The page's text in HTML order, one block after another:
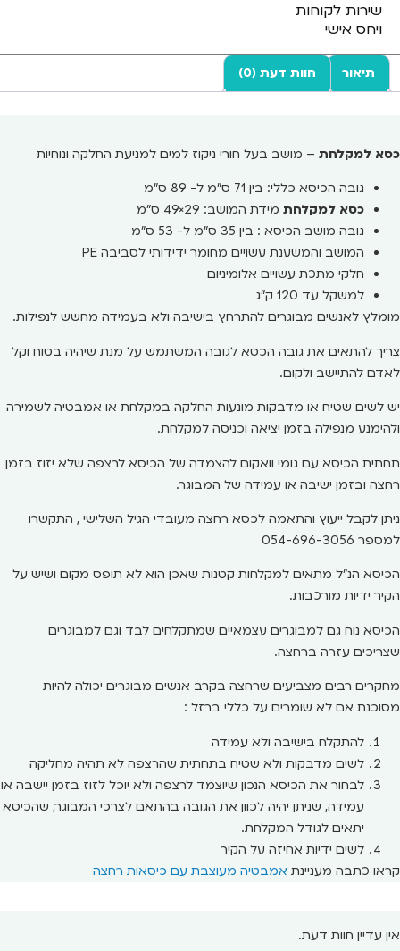
שירות לקוחות
ויחס אישי
תיאור חוות דעת (0)
כסא למקלחת – מושב בעל חורי ניקוז למים למניעת החלקה ונוחיות
גובה הכיסא כללי: בין 71 ס"מ ל- 89 ס"מ
כסא למקלחת מידת המושב: 29×49 ס"מ
גובה מושב הכיסא : בין 35 ס"מ ל- 53 ס"מ
המושב והמשענת עשויים מחומר ידידותי לסביבה PE
חלקי מתכת עשויים אלומיניום
למשקל עד 120 ק"ג
מומלץ לאנשים מבוגרים להתרחץ בישיבה ולא בעמידה מחשש לנפילות.
צריך להתאים את גובה הכסא לגובה המשתמש על מנת שיהיה בטוח וקל
לאדם להתיישב ולקום.
יש לשים שטיח או מדבקות מונעות החלקה במקלחת או אמבטיה לשמירה
ולהימנע מנפילה בזמן יציאה וכניסה למקלחת.
תחתית הכיסא עם גומי וואקום להצמדה של הכיסא לרצפה שלא יזוז בזמן
רחצה ובזמן ישיבה או עמידה של המבוגר.
ניתן לקבל ייעוץ והתאמה לכסא רחצה מעובדי הגיל השלישי , התקשרו
למספר 054-696-3056
הכיסא הנ"ל מתאים למקלחות קטנות שאכן הוא לא תופס מקום ושיש על
הקיר ידיות מורכבות.
הכיסא נוח גם למבוגרים עצמאיים שמתקלחים לבד וגם למבוגרים
שצריכים עזרה ברחצה.
מחקרים רבים מצביעים שרחצה בקרב אנשים מבוגרים יכולה להיות
מסוכנת אם לא שומרים על כללי ברזל :
להתקלח בישיבה ולא עמידה
לשים מדבקות ולא שטיח בתחתית שהרצפה לא תהיה מחליקה
לבחור את הכיסא הנכון שיוצמד לרצפה ולא יוכל לזוז בזמן יישבה או
עמידה, שניתן יהיה לכוון את הגובה בהתאם לצרכי המבוגר, שהכיסא
יתאים לגודל המקלחת.
לשים ידיות אחיזה על הקיר
קראו כתבה מעניינת אמבטיה מעוצבת עם כיסאות רחצה
אין עדיין חוות דעת.